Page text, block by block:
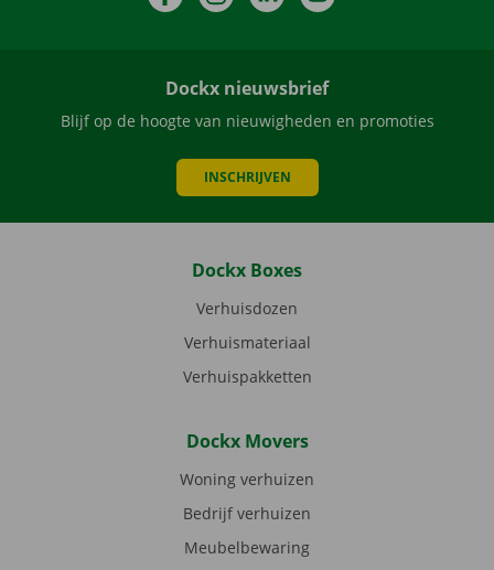
Dockx nieuwsbrief
Blijf op de hoogte van nieuwigheden en promoties
INSCHRIJVEN
Dockx Boxes
Verhuisdozen
Verhuismateriaal
Verhuispakketten
Dockx Movers
Woning verhuizen
Bedrijf verhuizen
Meubelbewaring